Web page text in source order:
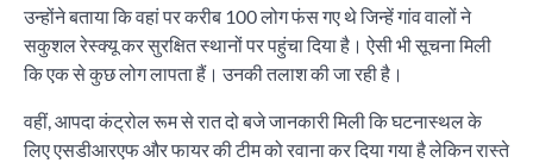
उन्होंने बताया कि वहां पर करीब 100 लोग फंस गए थे जिन्हें गांव वालों ने
सकुशल रेस्क्यू कर सुरक्षित स्थानों पर पहुंचा दिया है। ऐसी भी सूचना मिली
कि एक से कुछ लोग लापता हैं। उनकी तलाश की जा रही है।
वहीं, आपदा कंट्रोल रूम से रात दो बजे जानकारी मिली कि घटनास्थल के
लिए एसडीआरएफ और फायर की टीम को रवाना कर दिया गया है लेकिन रास्ते